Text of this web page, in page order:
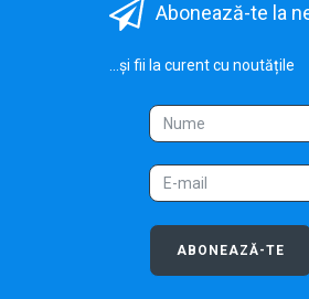
Abonează-te la
...și fii la curent cu noutățile
ABONEAZĂ-TE